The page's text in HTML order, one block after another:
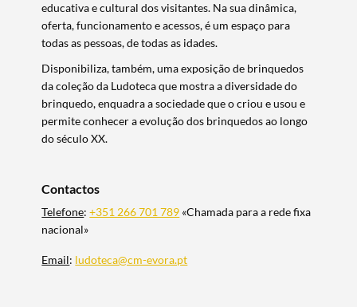
educativa e cultural dos visitantes. Na sua dinâmica,
oferta, funcionamento e acessos, é um espaço para
todas as pessoas, de todas as idades.
Disponibiliza, também, uma exposição de brinquedos
da coleção da Ludoteca que mostra a diversidade do
brinquedo, enquadra a sociedade que o criou e usou e
permite conhecer a evolução dos brinquedos ao longo
do século XX.
Contactos
Telefone:+351 266 701 789 «Chamada para a rede fixa
nacional»
Email: ludoteca@cm-evora.pt